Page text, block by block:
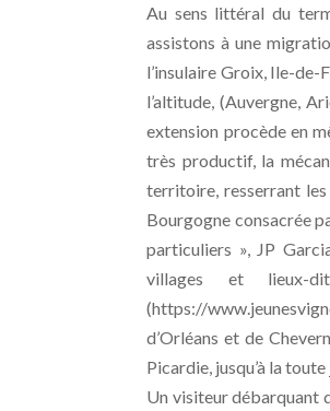
Au sens littéral du
assistons à une
l’insulaire Groix, Ile-de-
l’altitude, (Auvergne,
extension procède en
très productif, la
territoire, resserrant
Bourgogne consacrée
particuliers », JP
villages et lieux-
(https://
d’Orléans et de
Picardie, jusqu’à la
Un visiteur débarquant